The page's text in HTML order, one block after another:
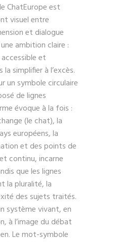
ChatEurope est
visuel entre
et dialogue
ambition claire :
accessible et
simplifier à l’excès.
un symbole circulaire
de lignes
évoque à la fois :
(le chat), la
européens, la
et des points de
continu, incarne
que les lignes
la pluralité, la
des sujets traités.
système vivant, en
à l’image du débat
Le mot-symbole